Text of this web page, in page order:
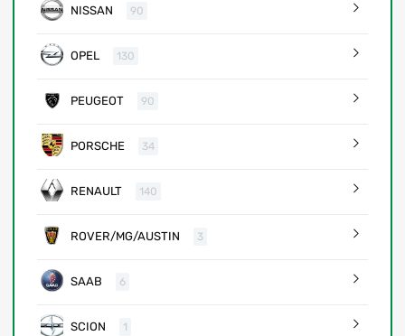
NISSAN 90
OPEL 130
PEUGEOT 90
PORSCHE 34
RENAULT 140
ROVER/MG/AUSTIN 3
SAAB 6
SCION 1